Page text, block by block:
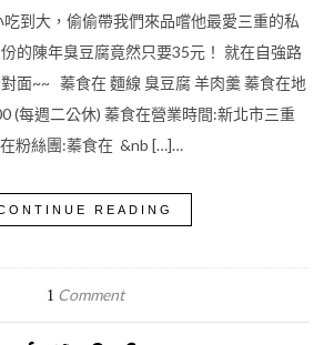
到大，偷偷帶我們來品嚐他最愛三重的私
的陳年臭豆腐竟然只要35元！ 就在自強路
面~~ 蓁食在 麵線 臭豆腐 羊肉羹 蓁食在地
(每週二公休) 蓁食在營業時間:新北市三重
粉絲團:蓁食在 &nb […]…
READING
1 Comment